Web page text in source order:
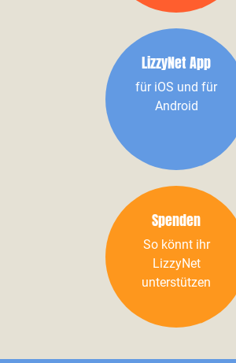
LizzyNet App
für iOS und für
Android
Spenden
So könnt ihr
LizzyNet
unterstützen